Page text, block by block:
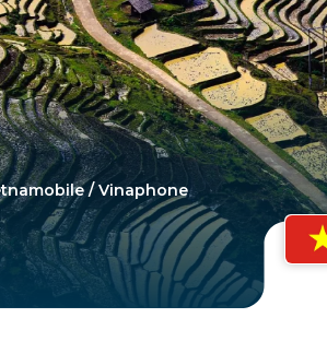
/ Vinaphone